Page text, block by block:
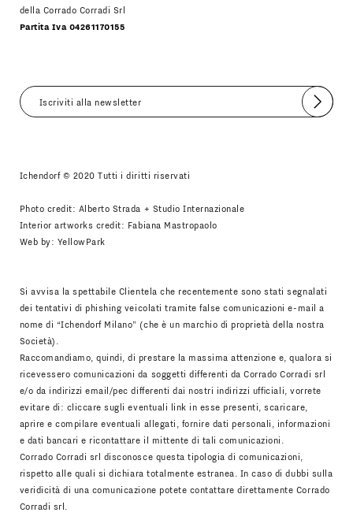
della Corrado Corradi Srl
Partita Iva 04261170155
Invia
Ichendorf © 2020 Tutti i diritti riservati
Photo credit: Alberto Strada + Studio Internazionale
Interior artworks credit: Fabiana Mastropaolo
Web by: YellowPark
Si avvisa la spettabile Clientela che recentemente sono stati segnalati
dei tentativi di phishing veicolati tramite false comunicazioni e-mail a
nome di “Ichendorf Milano” (che è un marchio di proprietà della nostra
Società).
Raccomandiamo, quindi, di prestare la massima attenzione e, qualora si
ricevessero comunicazioni da soggetti differenti da Corrado Corradi srl
e/o da indirizzi email/pec differenti dai nostri indirizzi ufficiali, vorrete
evitare di: cliccare sugli eventuali link in esse presenti, scaricare,
aprire e compilare eventuali allegati, fornire dati personali, informazioni
e dati bancari e ricontattare il mittente di tali comunicazioni.
Corrado Corradi srl disconosce questa tipologia di comunicazioni,
rispetto alle quali si dichiara totalmente estranea. In caso di dubbi sulla
veridicità di una comunicazione potete contattare direttamente Corrado
Corradi srl.